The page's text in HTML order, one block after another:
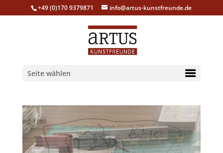
+49 (0)170 9379871 info@artus-kunstfreunde.de
Seite wählen